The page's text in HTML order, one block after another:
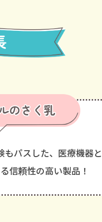
もパスした、医療機器
信頼性の高い製品！